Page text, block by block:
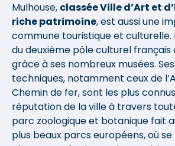
Mulhouse, classée Ville d’Art et
riche patrimoine, est aussi une
commune touristique et culturelle.
du deuxième pôle culturel français
grâce à ses nombreux musées.
techniques, notamment ceux de
Chemin de fer, sont les plus
réputation de la ville à travers
parc zoologique et botanique fait
plus beaux parcs européens, où